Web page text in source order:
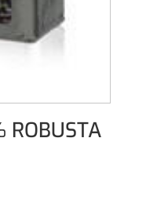
ROBUSTA